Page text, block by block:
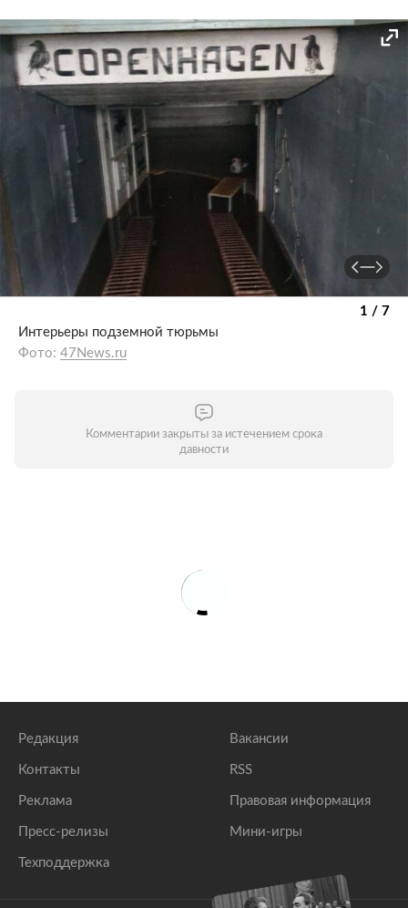
1 / 7
Интерьеры подземной тюрьмы
Фото: 47News.ru
Комментарии закрыты за истечением срока
давности
Редакция
Контакты
Реклама
Пресс-релизы
Техподдержка
Вакансии
RSS
Правовая информация
Мини-игры